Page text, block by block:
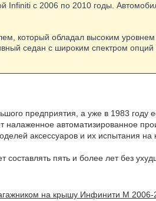
с 2006 по 2010 годы.
который обладал высоким
седан с широким спектром опций
предприятия, а уже в 1983 году
автоматизированное
аксессуаров и их испытания
составлять пять и более лет без
на крышу Инфинити М 2006-